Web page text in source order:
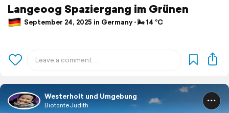
Langeoog Spaziergang im Grünen
September 24, 2025 in Germany ⋅ 🌬 14 °C
Westerholt und Umgebung
BiotanteJudith